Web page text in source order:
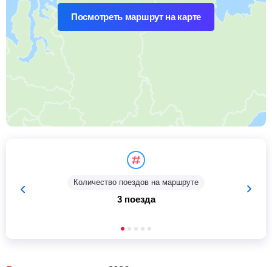
Посмотреть маршрут на карте
Количество поездов на маршруте
3 поезда